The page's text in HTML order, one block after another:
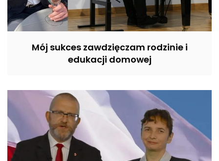
Mój sukces zawdzięczam rodzinie i
edukacji domowej